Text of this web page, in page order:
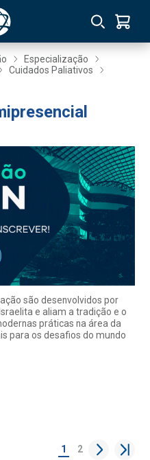
Especialização
Cuidados Paliativos
são desenvolvidos por
e aliam a tradição e o
práticas na área da
para os desafios do mundo
1 2